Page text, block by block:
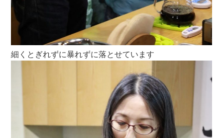
細くとぎれずに暴れずに落とせています